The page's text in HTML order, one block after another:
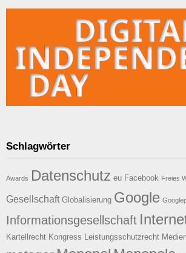
Schlagwörter
Awards Datenschutz eu Facebook Freies
Gesellschaft Globalisierung Google
Informationsgesellschaft
Kartellrecht Kongress Leistungsschutzrecht